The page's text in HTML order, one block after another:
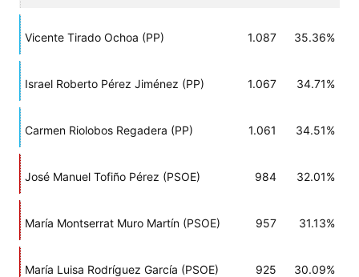
Vicente Tirado Ochoa (PP) 1.087 35.36%
Israel Roberto Pérez Jiménez (PP) 1.067 34.71%
Carmen Riolobos Regadera (PP) 1.061 34.51%
José Manuel Tofiño Pérez (PSOE) 984 32.01%
María Montserrat Muro Martín (PSOE) 957 31.13%
María Luisa Rodríguez García (PSOE) 925 30.09%